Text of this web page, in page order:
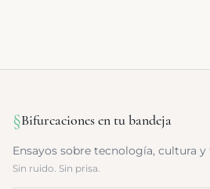
§Bifurcaciones en tu bandeja
Ensayos sobre tecnología, cultura
Sin ruido. Sin prisa.